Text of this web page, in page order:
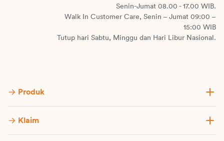
Senin-Jumat 08.00 - 17.00 WIB.
Walk In Customer Care, Senin – Jumat 09:00 –
15:00 WIB
Tutup hari Sabtu, Minggu dan Hari Libur Nasional.
Produk
Klaim